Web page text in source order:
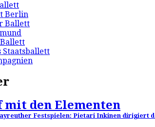
Berlin
Ballett
Staatsballett
mit den Elementen
Festspielen: Pietari Inkinen dirigiert